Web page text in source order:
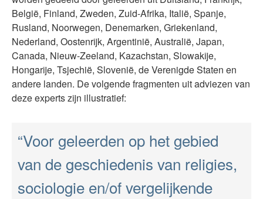
België, Finland, Zweden, Zuid-Afrika, Italië, Spanje,
Rusland, Noorwegen, Denemarken, Griekenland,
Nederland, Oostenrijk, Argentinië, Australië, Japan,
Canada, Nieuw-Zeeland, Kazachstan, Slowakije,
Hongarije, Tsjechië, Slovenië, de Verenigde Staten en
andere landen. De volgende fragmenten uit adviezen van
deze experts zijn illustratief:
“Voor geleerden op het gebied
van de geschiedenis van religies,
sociologie en/of vergelijkende